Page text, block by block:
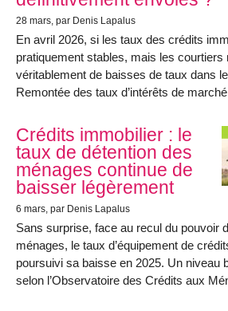
28 mars, par Denis Lapalus
En avril 2026, si les taux des crédits
pratiquement stables, mais les courtiers
véritablement de baisses de taux dans
Remontée des taux d’intérêts de
Crédits immobilier : le
taux de détention des
ménages continue de
baisser légèrement
6 mars, par Denis Lapalus
Sans surprise, face au recul du pouvoir
ménages, le taux d’équipement de
poursuivi sa baisse en 2025. Un niveau
selon l’Observatoire des Crédits aux